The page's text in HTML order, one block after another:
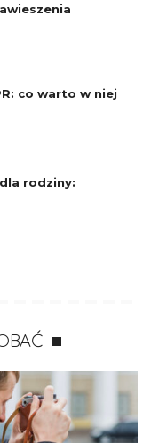
co warto w niej
rodziny: